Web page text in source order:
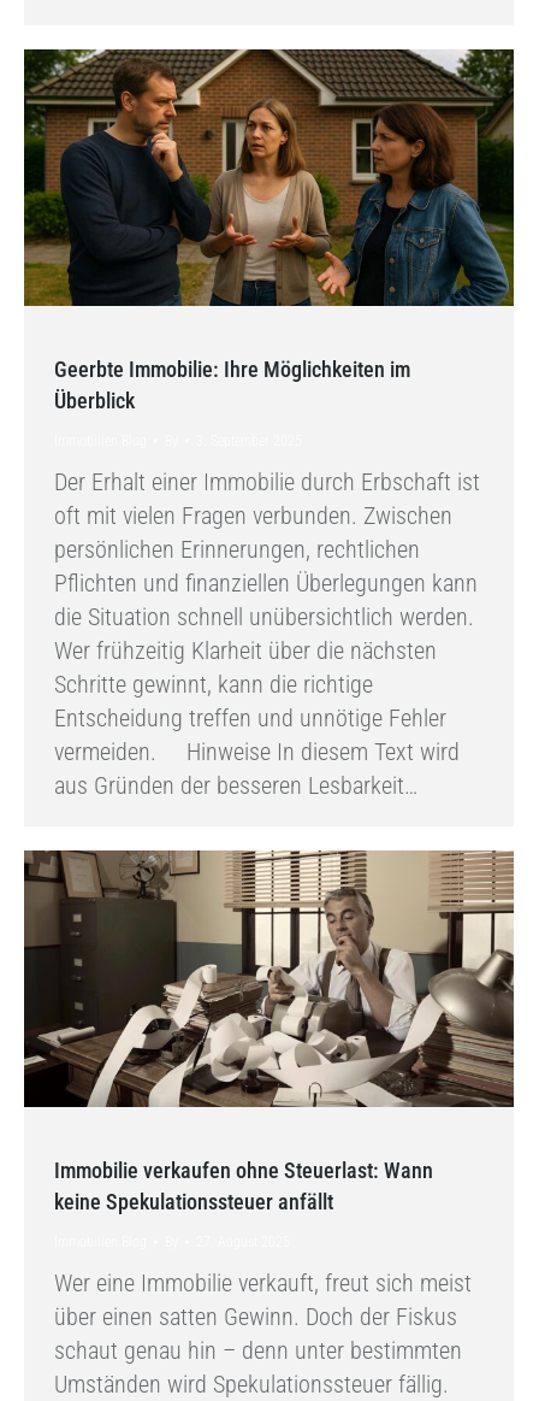
Geerbte Immobilie: Ihre Möglichkeiten im
Überblick
Der Erhalt einer Immobilie durch Erbschaft ist
oft mit vielen Fragen verbunden. Zwischen
persönlichen Erinnerungen, rechtlichen
Pflichten und finanziellen Überlegungen kann
die Situation schnell unübersichtlich werden.
Wer frühzeitig Klarheit über die nächsten
Schritte gewinnt, kann die richtige
Entscheidung treffen und unnötige Fehler
vermeiden. Hinweise In diesem Text wird
aus Gründen der besseren Lesbarkeit…
Immobilie verkaufen ohne Steuerlast: Wann
keine Spekulationssteuer anfällt
Wer eine Immobilie verkauft, freut sich meist
über einen satten Gewinn. Doch der Fiskus
schaut genau hin – denn unter bestimmten
Umständen wird Spekulationssteuer fällig.